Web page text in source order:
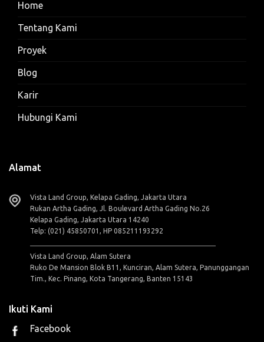
Home
Tentang Kami
Proyek
Blog
Karir
Hubungi Kami
Alamat
Vista Land Group, Kelapa Gading, Jakarta Utara
Rukan Artha Gading, Jl. Boulevard Artha Gading No.26
Kelapa Gading, Jakarta Utara 14240
Telp: (021) 45850701, HP 085211193292
Vista Land Group, Alam Sutera
Ruko De Mansion Blok B11, Kunciran, Alam Sutera, Panunggangan
Tim., Kec. Pinang, Kota Tangerang, Banten 15143
Ikuti Kami
Facebook